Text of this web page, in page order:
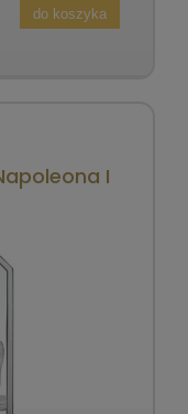
do koszyka
I